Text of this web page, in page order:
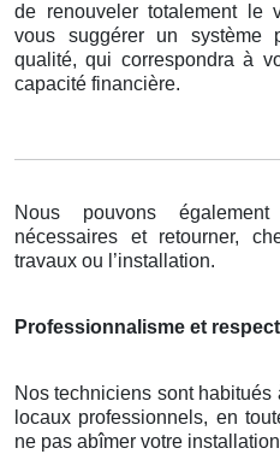
de renouveler totalement le
vous suggérer un système
qualité, qui correspondra à
capacité financière.
Nous pouvons
nécessaires et retourner,
travaux ou l’installation.
Professionnalisme et respect
Nos techniciens sont
locaux professionnels, en
ne pas abîmer votre